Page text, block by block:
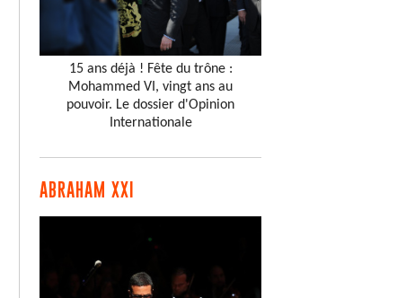
15 ans déjà ! Fête du trône :
Mohammed VI, vingt ans au
pouvoir. Le dossier d'Opinion
Internationale
ABRAHAM XXI